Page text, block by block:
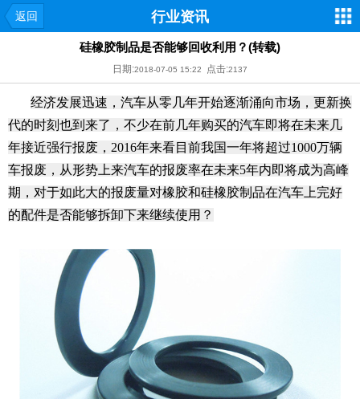
返回 行业资讯
硅橡胶制品是否能够回收利用？(转载)
日期:2018-07-05 15:22 点击:2137
经济发展迅速，汽车从零几年开始逐渐涌向市场，更新换
代的时刻也到来了，不少在前几年购买的汽车即将在未来几
年接近强行报废，2016年来看目前我国一年将超过1000万辆
车报废，从形势上来汽车的报废率在未来5年内即将成为高峰
期，对于如此大的报废量对橡胶和硅橡胶制品在汽车上完好
的配件是否能够拆卸下来继续使用？